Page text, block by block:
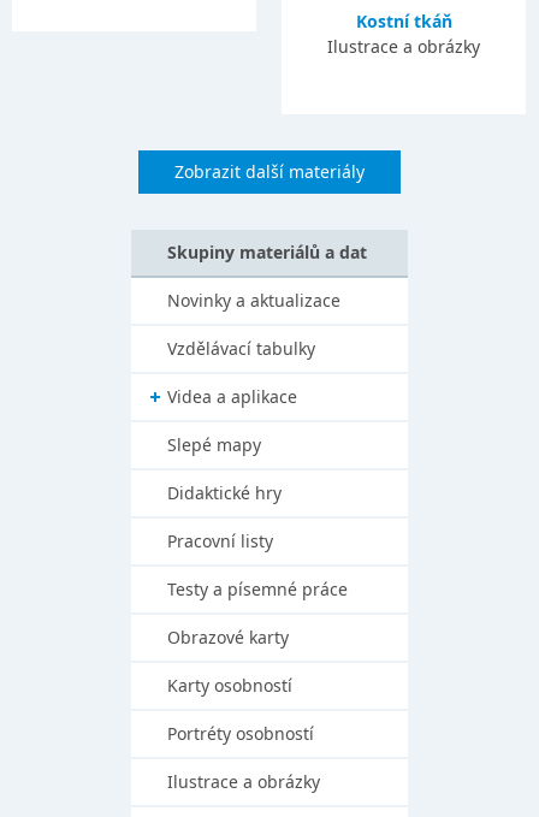
Kostní tkáň
Ilustrace a obrázky
Zobrazit další materiály
Skupiny materiálů a dat
Novinky a aktualizace
Vzdělávací tabulky
Videa a aplikace
Slepé mapy
Didaktické hry
Pracovní listy
Testy a písemné práce
Obrazové karty
Karty osobností
Portréty osobností
Ilustrace a obrázky